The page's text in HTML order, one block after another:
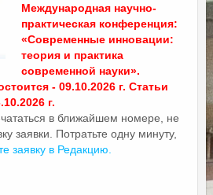
Международная научно-
практическая конференция:
«Современные инновации:
теория и практика
современной науки».
- 09.10.2026 г. Статьи
г.
в ближайшем номере, не
заявки. Потратьте одну минуту,
заявку в Редакцию.